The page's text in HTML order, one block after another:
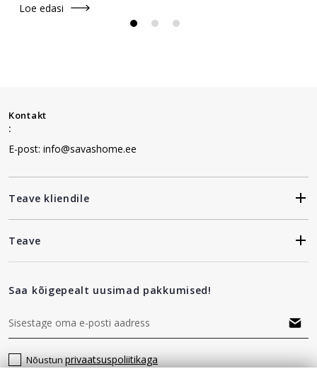
Loe edasi
Kontakt
:
E-post: info@savashome.ee
Teave kliendile
Teave
Saa kõigepealt uusimad pakkumised!
Nõustunprivaatsuspoliitikaga